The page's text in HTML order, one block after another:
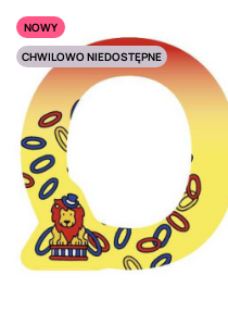
NOWY
CHWILOWO NIEDOSTĘPNE